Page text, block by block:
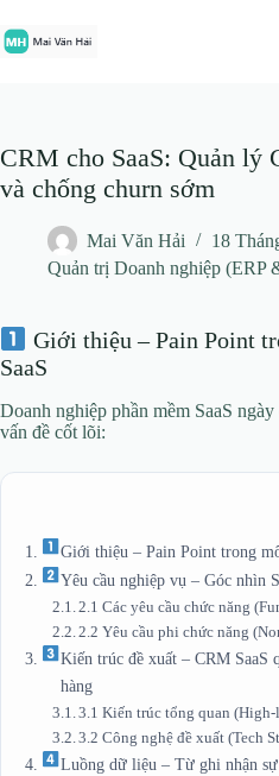
đến
phần
CRM cho SaaS: Quản lý
và chống churn sớm
Mai Văn Hải
18
Quản trị Doanh nghiệp (ERP
Giới thiệu – Pain Point
SaaS
Doanh nghiệp phần mềm SaaS
vấn đề cốt lõi:
Giới thiệu – Pain Point trong
Yêu cầu nghiệp vụ – Góc nhìn
2.1 Các yêu cầu chức năng
2.2 Yêu cầu phi chức năng
Kiến trúc đề xuất – CRM SaaS
hàng
3.1 Kiến trúc tổng quan
3.2 Công nghệ đề xuất (Tech
Luồng dữ liệu – Từ ghi nhận